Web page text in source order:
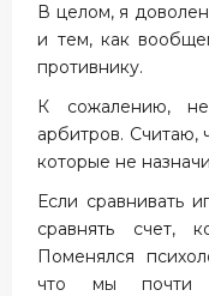
В целом, я
и тем, как
противнику.
К сожалению,
арбитров. Считаю,
которые не
Если сравнивать
сравнять счет,
Поменялся
что мы почти